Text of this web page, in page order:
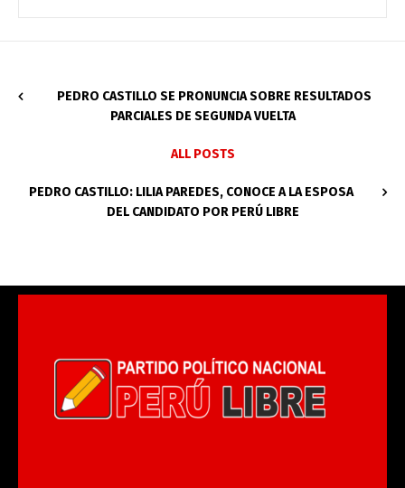
PEDRO CASTILLO SE PRONUNCIA SOBRE RESULTADOS
PARCIALES DE SEGUNDA VUELTA
ALL POSTS
PEDRO CASTILLO: LILIA PAREDES, CONOCE A LA ESPOSA
DEL CANDIDATO POR PERÚ LIBRE